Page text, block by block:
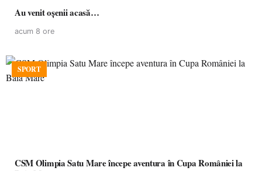
Au venit oșenii acasă…
acum 8 ore
SPORT
CSM Olimpia Satu Mare începe aventura în Cupa României la